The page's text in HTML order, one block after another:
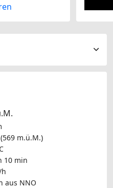
m.ü.M.)
10 min
aus NNO